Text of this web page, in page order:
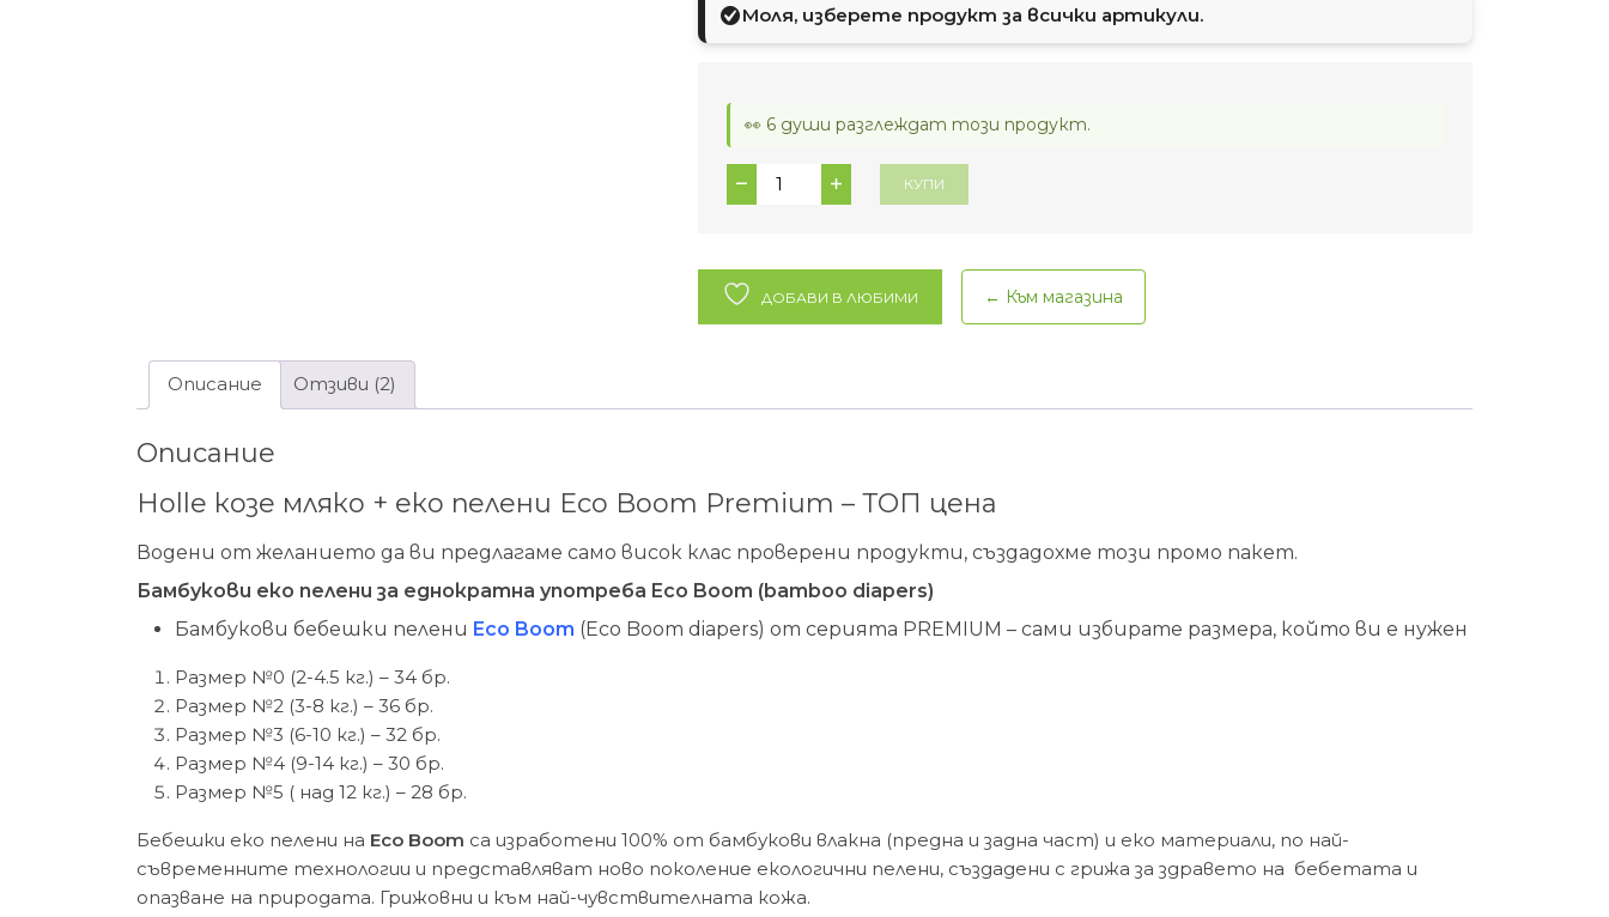
Моля, изберете продукт за всички артикули.
👀 6 души разглеждат този продукт.
количество
за
+
еко
Boom
ТОП
КУПИ
ДОБАВИ В ЛЮБИМИ ← Към магазина
Описание Отзиви (2)
Описание
Holle козе мляко + еко пелени Eco Boom Premium – ТОП цена
Водени от желанието да ви предлагаме само висок клас проверени продукти, създадохме този промо пакет.
Бамбукови еко пелени за еднократна употреба Eco Boom (bamboo diapers)
Бамбукови бебешки пелени Eco Boom (Eco Boom diapers) от серията PREMIUM – сами избирате размера, който ви е нужен
Размер №0 (2-4.5 кг.) – 34 бр.
Размер №2 (3-8 кг.) – 36 бр.
Размер №3 (6-10 кг.) – 32 бр.
Размер №4 (9-14 кг.) – 30 бр.
Размер №5 ( над 12 кг.) – 28 бр.
Бебешки еко пелени на Eco Boom са изработени 100% от бамбукови влакна (предна и задна част) и еко материали, по най-
съвременните технологии и представляват ново поколение екологични пелени, създадени с грижа за здравето на бебетата и
опазване на природата. Грижовни и към най-чувствителната кожа.